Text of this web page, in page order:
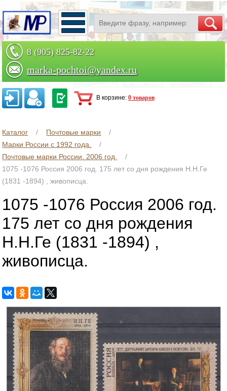
8 (905) 825-82-22
marka-pochtoi@yandex.ru
Заказать по телефону
В корзине: 0 товаров
Каталог
Почтовые марки
Марки России с 1992 года.
Почтовые марки России. 2006 год.
1075 -1076 Россия 2006 год. 175 лет со дня рождения Н.Н.Ге
(1831 -1894) , живописца.
1075 -1076 Россия 2006 год.
175 лет со дня рождения
Н.Н.Ге (1831 -1894) ,
живописца.